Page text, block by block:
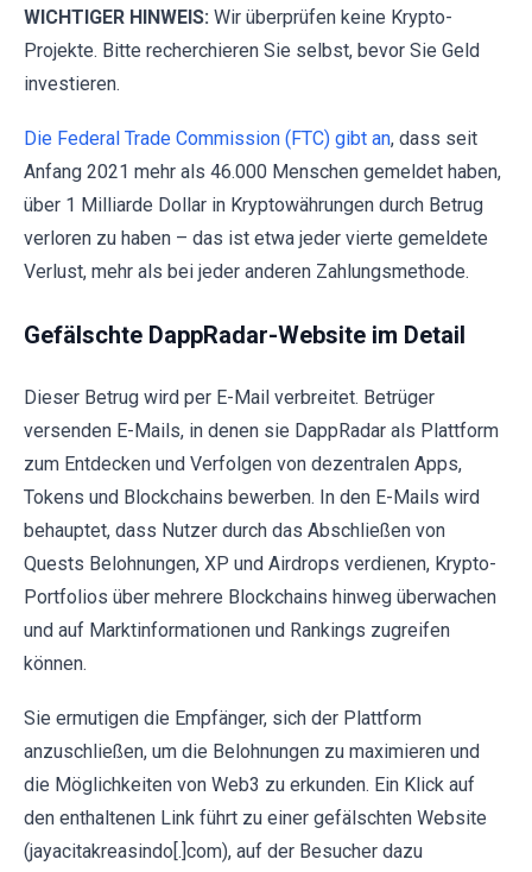
WICHTIGER HINWEIS: Wir überprüfen keine Krypto-
Projekte. Bitte recherchieren Sie selbst, bevor Sie Geld
investieren.
Die Federal Trade Commission (FTC) gibt an, dass seit
Anfang 2021 mehr als 46.000 Menschen gemeldet haben,
über 1 Milliarde Dollar in Kryptowährungen durch Betrug
verloren zu haben – das ist etwa jeder vierte gemeldete
Verlust, mehr als bei jeder anderen Zahlungsmethode.
Gefälschte DappRadar-Website im Detail
Dieser Betrug wird per E-Mail verbreitet. Betrüger
versenden E-Mails, in denen sie DappRadar als Plattform
zum Entdecken und Verfolgen von dezentralen Apps,
Tokens und Blockchains bewerben. In den E-Mails wird
behauptet, dass Nutzer durch das Abschließen von
Quests Belohnungen, XP und Airdrops verdienen, Krypto-
Portfolios über mehrere Blockchains hinweg überwachen
und auf Marktinformationen und Rankings zugreifen
können.
Sie ermutigen die Empfänger, sich der Plattform
anzuschließen, um die Belohnungen zu maximieren und
die Möglichkeiten von Web3 zu erkunden. Ein Klick auf
den enthaltenen Link führt zu einer gefälschten Website
(jayacitakreasindo[.]com), auf der Besucher dazu